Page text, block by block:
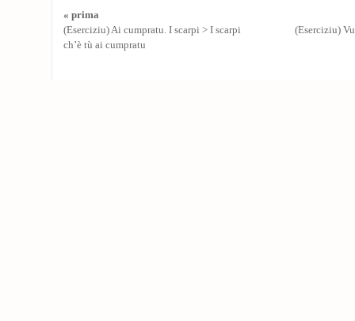
« prima
(Eserciziu) Ai cumpratu. I scarpi > I scarpi
ch’è tù ai cumpratu
(Eserciziu)